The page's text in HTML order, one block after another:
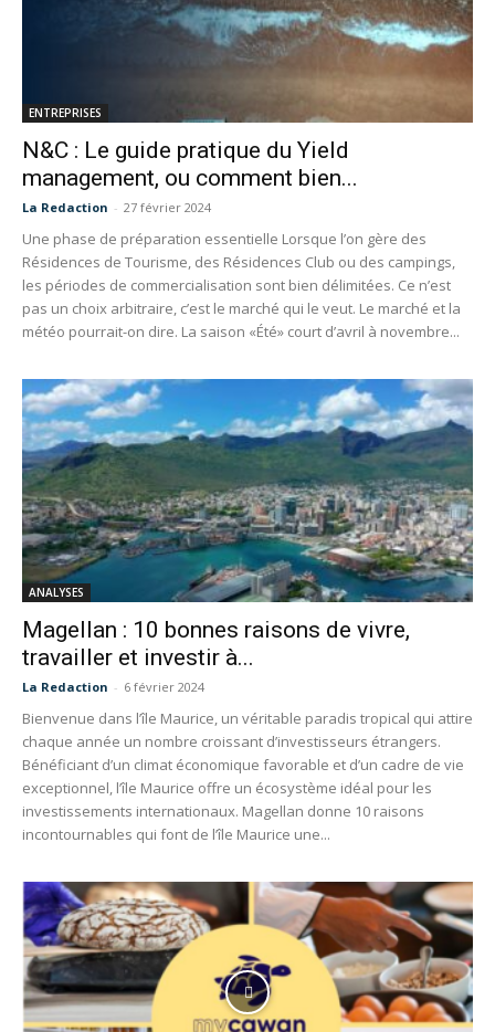
ENTREPRISES
N&C : Le guide pratique du Yield
management, ou comment bien...
La Redaction - 27 février 2024
Une phase de préparation essentielle Lorsque l’on gère des
Résidences de Tourisme, des Résidences Club ou des campings,
les périodes de commercialisation sont bien délimitées. Ce n’est
pas un choix arbitraire, c’est le marché qui le veut. Le marché et la
météo pourrait-on dire. La saison «Été» court d’avril à novembre...
ANALYSES
Magellan : 10 bonnes raisons de vivre,
travailler et investir à...
La Redaction - 6 février 2024
Bienvenue dans l’île Maurice, un véritable paradis tropical qui attire
chaque année un nombre croissant d’investisseurs étrangers.
Bénéficiant d’un climat économique favorable et d’un cadre de vie
exceptionnel, l’île Maurice offre un écosystème idéal pour les
investissements internationaux. Magellan donne 10 raisons
incontournables qui font de l’île Maurice une...